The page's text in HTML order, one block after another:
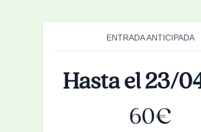
ENTRADA ANTICIPADA
Hasta el 23/
60€